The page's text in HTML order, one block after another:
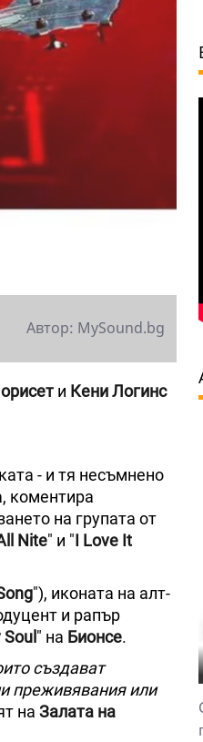
Автор: MySound.bg
и Кени Логинс
- и тя несъмнено
коментира
на групата от
Nite" и "I Love It
"), иконата на алт-
и рапър
Soul" на Бионсе.
създават
преживявания или
на Залата на